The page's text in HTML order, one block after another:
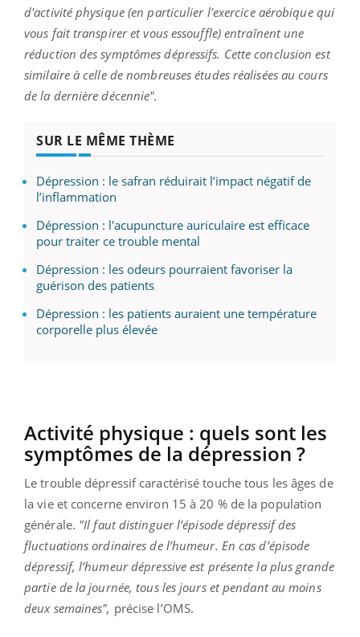
d'activité physique (en particulier l'exercice aérobique qui
vous fait transpirer et vous essouffle) entraînent une
réduction des symptômes dépressifs. Cette conclusion est
similaire à celle de nombreuses études réalisées au cours
de la dernière décennie".
SUR LE MÊME THÈME
Dépression : le safran réduirait l’impact négatif de
l’inflammation
Dépression : l'acupuncture auriculaire est efficace
pour traiter ce trouble mental
Dépression : les odeurs pourraient favoriser la
guérison des patients
Dépression : les patients auraient une température
corporelle plus élevée
Activité physique : quels sont les
symptômes de la dépression ?
Le trouble dépressif caractérisé touche tous les âges de
la vie et concerne environ 15 à 20 % de la population
générale. "Il faut distinguer l’épisode dépressif des
fluctuations ordinaires de l’humeur. En cas d’épisode
dépressif, l’humeur dépressive est présente la plus grande
partie de la journée, tous les jours et pendant au moins
deux semaines", précise l’OMS.